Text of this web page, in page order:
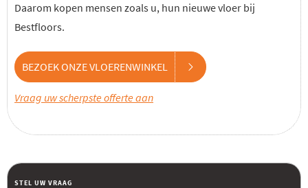
Daarom kopen mensen zoals u, hun nieuwe vloer bij
Bestfloors.
BEZOEK ONZE VLOERENWINKEL
Vraag uw scherpste offerte aan
STEL UW VRAAG